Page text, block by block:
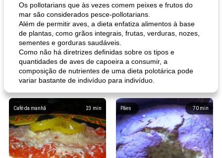
Os pollotarians que às vezes comem peixes e frutos do
mar são considerados pesce-pollotarians.
Além de permitir aves, a dieta enfatiza alimentos à base
de plantas, como grãos integrais, frutas, verduras, nozes,
sementes e gorduras saudáveis.
Como não há diretrizes definidas sobre os tipos e
quantidades de aves de capoeira a consumir, a
composição de nutrientes de uma dieta polotárica pode
variar bastante de indivíduo para indivíduo.
23 min
Café da manhã 70 min
Pães